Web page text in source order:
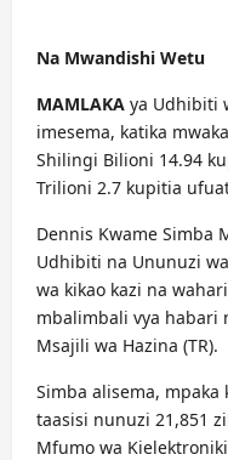
Na Mwandishi Wetu
MAMLAKA ya Udhibiti
imesema, katika
Shilingi Bilioni 14.94
Trilioni 2.7 kupitia
Dennis Kwame Simba
Udhibiti na Ununuzi
wa kikao kazi na
mbalimbali vya habari
Msajili wa Hazina (TR).
Simba alisema, mpaka
taasisi nunuzi 21,851
Mfumo wa